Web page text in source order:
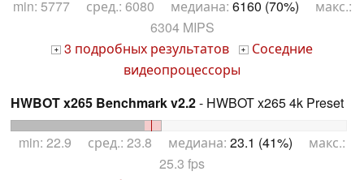
min: 5777 сред.: 6080 медиана: 6160 (70%) макс.:
6304 MIPS
+ 3 подробных результатов + Соседние
видеопроцессоры
HWBOT x265 Benchmark v2.2- HWBOT x265 4k Preset
min: 22.9 сред.: 23.8 медиана: 23.1 (41%) макс.:
25.3 fps